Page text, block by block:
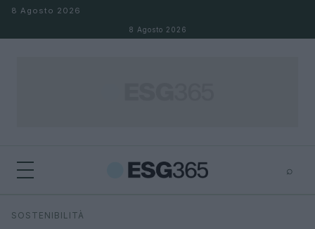
Salta al contenuto
8 Agosto 2026
8 Agosto 2026
⌕
Cerca
SOSTENIBILITÀ